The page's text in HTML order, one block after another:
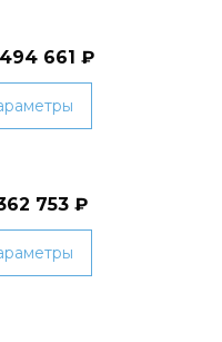
494 661 ₽
Опции
753 ₽